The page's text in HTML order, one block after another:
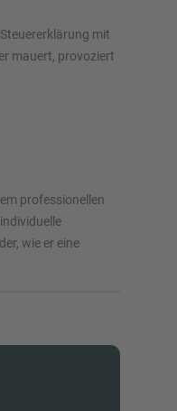
mit
mauert, provoziert
professionellen
wie er eine